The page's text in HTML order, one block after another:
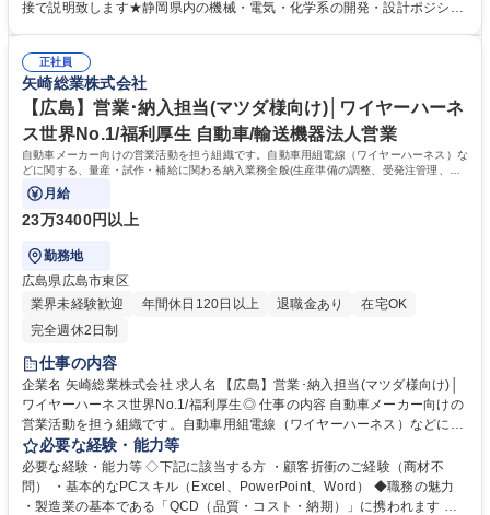
プ(矢崎総業株式会社、矢崎部品株式会社、矢崎エナジーシステム株式会
連絡に合わせて選考ポジションのご連絡をさせていただきます。 募集職種
【静岡県】オープンポジション/ソフトウェアエンジニア歓迎/第二新卒歓
迎
接で説明致します★静岡県内の機械・電気・化学系の開発・設計ポジショ
正社員
矢崎総業株式会社
【広島】営業･納入担当(マツダ様向け)│ワイヤーハーネ
ス世界No.1/福利厚生 自動車/輸送機器法人営業
自動車メーカー向けの営業活動を担う組織です。自動車用組電線（ワイヤーハーネス）な
どに関する、量産・試作・補給に関わる納入業務全般(生産準備の調整、受発注管理、各
種調整・管理業務 等）を行います。
月給
23万3400円以上
勤務地
広島県広島市東区
業界未経験歓迎
年間休日120日以上 退職金あり
在宅OK
完全週休2日制
仕事の内容
企業名 矢崎総業株式会社 求人名 【広島】営業･納入担当(マツダ様向け)│
ワイヤーハーネス世界No.1/福利厚生◎ 仕事の内容 自動車メーカー向けの
営業活動を担う組織です。自動車用組電線（ワイヤーハーネス）などに関
する、量産・試作・補給に関わる納入業務全般(生産準備の調整、受発注
管理、各種調整・管理業務 等）を行います。 ・受発注業務 ・オーダー管
理/納期調整 ・設計変更（設変）管理 ・生産準備活動 ・実行計画の策定 ・
月次・売上管理 募集職種 【広島】営業･納入担当(マツダ様向け)│ワイヤ
必要な経験・能力等
必要な経験・能力等 ◇下記に該当する方 ・顧客折衝のご経験（商材不
問） ・基本的なPCスキル（Excel、PowerPoint、Word） ◆職務の魅力
・製造業の基本である「QCD（品質・コスト・納期）」に携われます ・